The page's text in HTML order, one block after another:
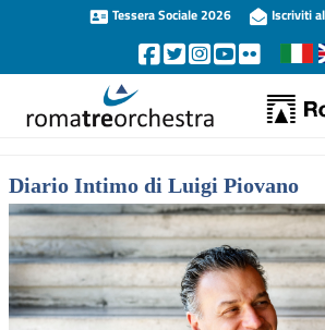
Tessera Sociale 2026 Iscriviti
Diario Intimo di Luigi Piovano